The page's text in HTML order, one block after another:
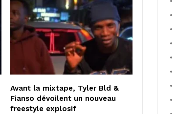
Avant la mixtape, Tyler Bld &
Fianso dévoilent un nouveau
freestyle explosif